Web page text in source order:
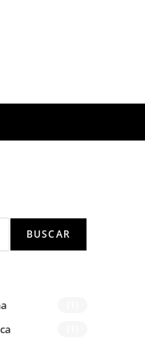
BUSCAR